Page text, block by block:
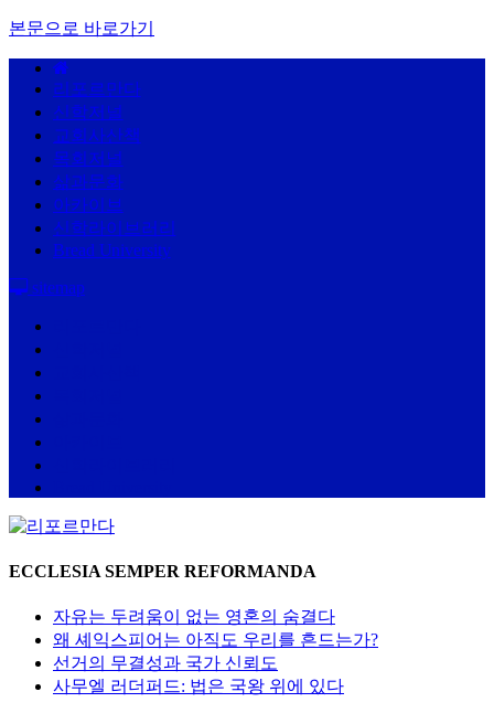
본문으로 바로가기
리포르만다
신학저널
교회사산책
목회저널
삶과문화
아카이브
신학라이브러리
Bread University
sitemap
ECCLESIA SEMPER REFORMANDA
자유는 두려움이 없는 영혼의 숨결다
왜 셰익스피어는 아직도 우리를 흔드는가?
선거의 무결성과 국가 신뢰도
사무엘 러더퍼드: 법은 국왕 위에 있다